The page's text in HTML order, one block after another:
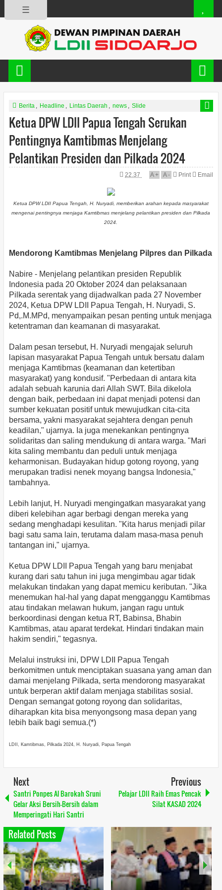
☰
Berita , Headline , Lintas Daerah , news , Slide
Ketua DPW LDII Papua Tengah Serukan
Pentingnya Kamtibmas Menjelang
Pelantikan Presiden dan Pilkada 2024
22.37 A+ A- Print Email
Ketua DPW LDII Papua Tengah, H. Nuryadi, memberikan arahan kepada masyarakat
mengenai pentingnya menjaga Kamtibmas menjelang pelantikan presiden dan Pilkada
2024.
Mendorong Kamtibmas Menjelang Pilpres dan Pilkada
Nabire - Menjelang pelantikan presiden Republik
Indonesia pada 20 Oktober 2024 dan pelaksanaan
Pilkada serentak yang dijadwalkan pada 27 November
2024, Ketua DPW LDII Papua Tengah, H. Nuryadi, S.
Pd,.M.MPd, menyampaikan pesan penting untuk menjaga
ketentraman dan keamanan di masyarakat.
Dalam pesan tersebut, H. Nuryadi mengajak seluruh
lapisan masyarakat Papua Tengah untuk bersatu dalam
menjaga Kamtibmas (keamanan dan ketertiban
masyarakat) yang kondusif. "Perbedaan di antara kita
adalah sebuah karunia dari Allah SWT. Bila dikelola
dengan baik, perbedaan ini dapat menjadi potensi dan
sumber kekuatan positif untuk mewujudkan cita-cita
bersama, yakni masyarakat sejahtera dengan penuh
keadilan," ujarnya. Ia juga menekankan pentingnya
solidaritas dan saling mendukung di antara warga. "Mari
kita saling membantu dan peduli untuk menjaga
keharmonisan. Budayakan hidup gotong royong, yang
merupakan tradisi nenek moyang bangsa Indonesia,"
tambahnya.
Lebih lanjut, H. Nuryadi mengingatkan masyarakat yang
diberi kelebihan agar berbagi dengan mereka yang
sedang menghadapi kesulitan. "Kita harus menjadi pilar
bagi satu sama lain, terutama dalam masa-masa penuh
tantangan ini," ujarnya.
Ketua DPW LDII Papua Tengah yang baru menjabat
kurang dari satu tahun ini juga mengimbau agar tidak
melakukan tindakan yang dapat memicu keributan. "Jika
menemukan hal-hal yang dapat mengganggu Kamtibmas
atau tindakan melawan hukum, jangan ragu untuk
berkoordinasi dengan ketua RT, Babinsa, Bhabin
Kamtibmas, atau aparat terdekat. Hindari tindakan main
hakim sendiri," tegasnya.
Melalui instruksi ini, DPW LDII Papua Tengah
berkomitmen untuk menciptakan suasana yang aman dan
damai menjelang Pilkada, serta mendorong masyarakat
untuk berperan aktif dalam menjaga stabilitas sosial.
Dengan semangat gotong royong dan solidaritas,
diharapkan kita bisa menyongsong masa depan yang
lebih baik bagi semua.(*)
LDII, Kamtibmas, Pilkada 2024, H. Nuryadi, Papua Tengah
Next
Santri Ponpes Al Barokah Sruni
Gelar Aksi Bersih-Bersih dalam
Memperingati Hari Santri
Previous
Pelajar LDII Raih Emas Pencak
Silat KASAD 2024
Related Posts